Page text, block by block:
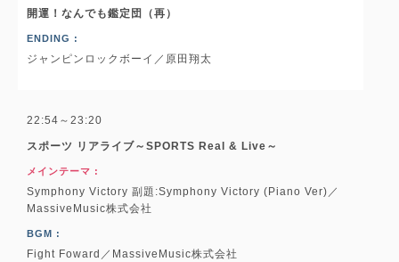
開運！なんでも鑑定団（再）
ENDING :
ジャンピンロックボーイ／原田翔太
22:54～23:20
スポーツ リアライブ～SPORTS Real & Live～
メインテーマ :
Symphony Victory 副題:Symphony Victory (Piano Ver)／
MassiveMusic株式会社
BGM :
Fight Foward／MassiveMusic株式会社